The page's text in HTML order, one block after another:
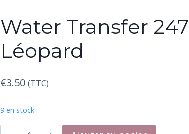
Water Transfer 247
Léopard
€3.50 (TTC)
9 en stock